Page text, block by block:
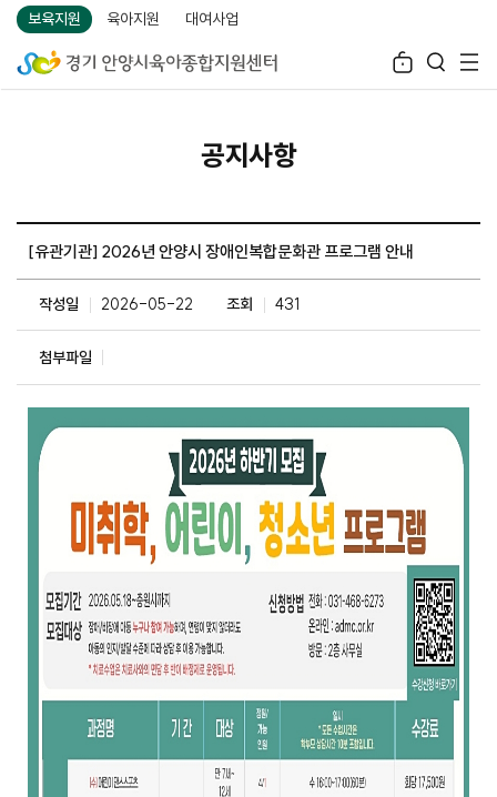
보육지원 육아지원 대여사업
공지사항
[유관기관] 2026년 안양시 장애인복합문화관 프로그램 안내
작성일 2026-05-22 조회 431
첨부파일